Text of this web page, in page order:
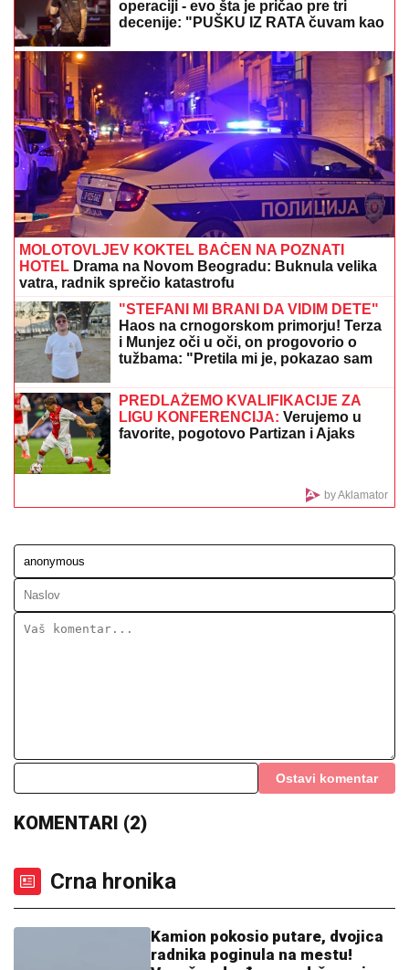
03. 08. 2026 07:31
25.000 kupaca već kupuje uz PerSu Extra. A ti? Saznaj
više
05. 08. 2026 15:45
Сазнања „Политике”: Ко је поставио замку
Митрополиту Методију у Горњем Заостру